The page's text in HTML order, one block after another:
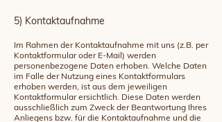
5) Kontaktaufnahme
Im Rahmen der Kontaktaufnahme mit uns (z.B. per
Kontaktformular oder E-Mail) werden
personenbezogene Daten erhoben. Welche Daten
im Falle der Nutzung eines Kontaktformulars
erhoben werden, ist aus dem jeweiligen
Kontaktformular ersichtlich. Diese Daten werden
ausschließlich zum Zweck der Beantwortung Ihres
Anliegens bzw. für die Kontaktaufnahme und die